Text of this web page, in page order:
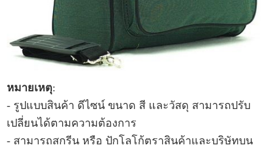
หมายเหตุ:
- รูปแบบสินค้า ดีไซน์ ขนาด สี และวัสดุ สามารถปรับ
เปลี่ยนได้ตามความต้องการ
- สามารถสกรีน หรือ ปักโลโก้ตราสินค้าและบริษัทบน